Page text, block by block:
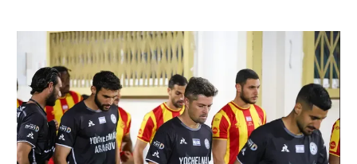
המגזין